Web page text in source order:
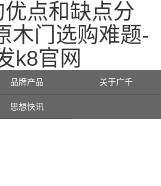
点和缺点分
木门选购难题-
k8官网
品牌产品 关于广千
思想快讯